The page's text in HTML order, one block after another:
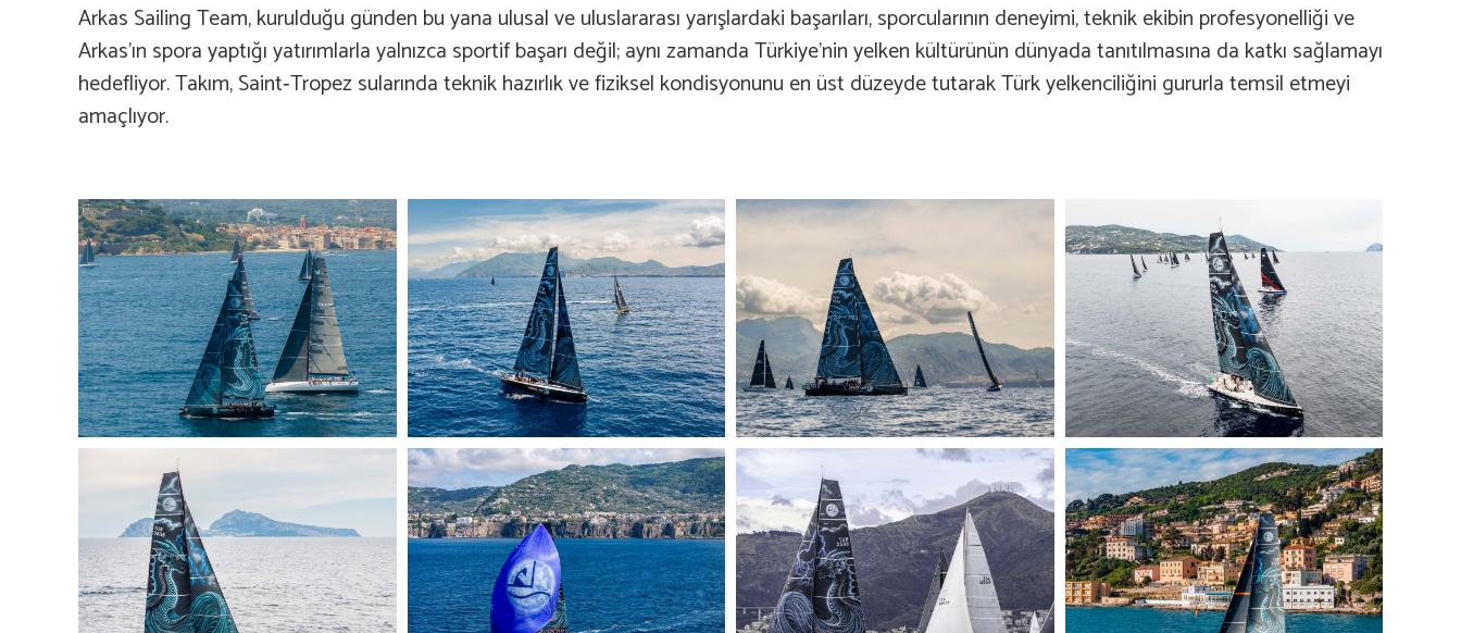
Arkas Sailing Team, kurulduğu günden bu yana ulusal ve uluslararası yarışlardaki başarıları, sporcularının deneyimi, teknik ekibin profesyonelliği ve
Arkas’ın spora yaptığı yatırımlarla yalnızca sportif başarı değil; aynı zamanda Türkiye’nin yelken kültürünün dünyada tanıtılmasına da katkı sağlamayı
hedefliyor. Takım, Saint‑Tropez sularında teknik hazırlık ve fiziksel kondisyonunu en üst düzeyde tutarak Türk yelkenciliğini gururla temsil etmeyi
amaçlıyor.